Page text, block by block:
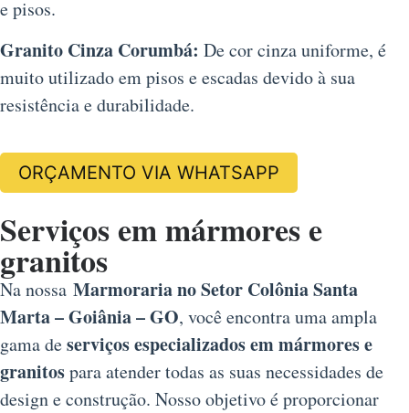
e pisos.
Granito Cinza Corumbá: De cor cinza uniforme, é
muito utilizado em pisos e escadas devido à sua
resistência e durabilidade.
ORÇAMENTO VIA WHATSAPP
Serviços em mármores e
granitos
Na nossa Marmoraria no Setor Colônia Santa
Marta – Goiânia – GO, você encontra uma ampla
gama deserviços especializados em mármores e
granitospara atender todas as suas necessidades de
design e construção. Nosso objetivo é proporcionar